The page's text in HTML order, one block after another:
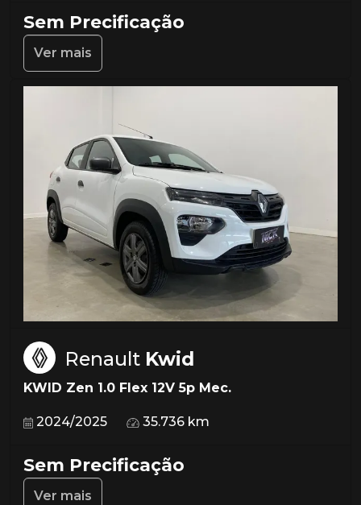
Sem Precificação
Ver mais
Renault Kwid
KWID Zen 1.0 Flex 12V 5p Mec.
2024/2025 35.736 km
Sem Precificação
Ver mais